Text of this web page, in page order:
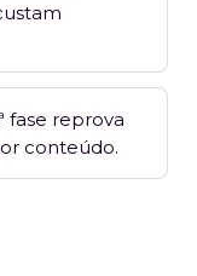
fase reprova
conteúdo.